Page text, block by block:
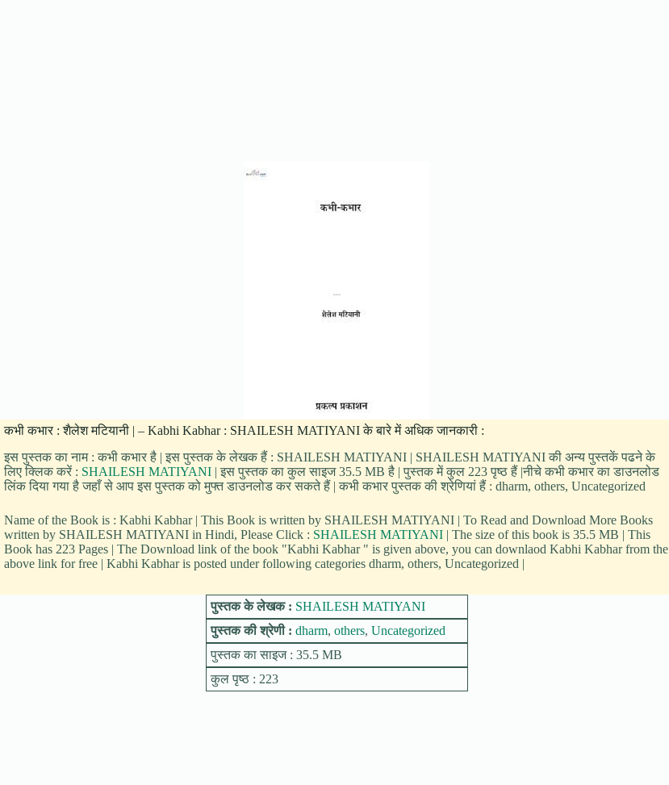
कभी कभार : शैलेश मटियानी | – Kabhi Kabhar : SHAILESH MATIYANI के बारे में अधिक जानकारी :
इस पुस्तक का नाम : कभी कभार है | इस पुस्तक के लेखक हैं : SHAILESH MATIYANI | SHAILESH MATIYANI की अन्य पुस्तकें पढने के
लिए क्लिक करें : SHAILESH MATIYANI | इस पुस्तक का कुल साइज 35.5 MB है | पुस्तक में कुल 223 पृष्ठ हैं |नीचे कभी कभार का डाउनलोड
लिंक दिया गया है जहाँ से आप इस पुस्तक को मुफ्त डाउनलोड कर सकते हैं | कभी कभार पुस्तक की श्रेणियां हैं : dharm, others, Uncategorized
Name of the Book is : Kabhi Kabhar | This Book is written by SHAILESH MATIYANI | To Read and Download More Books
written by SHAILESH MATIYANI in Hindi, Please Click : SHAILESH MATIYANI | The size of this book is 35.5 MB | This
Book has 223 Pages | The Download link of the book "Kabhi Kabhar " is given above, you can downlaod Kabhi Kabhar from the
above link for free | Kabhi Kabhar is posted under following categories dharm, others, Uncategorized |
पुस्तक के लेखक : SHAILESH MATIYANI
पुस्तक की श्रेणी : dharm, others, Uncategorized
पुस्तक का साइज : 35.5 MB
कुल पृष्ठ : 223